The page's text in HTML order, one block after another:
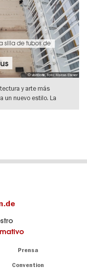
© visitBerlin, Foto: Marcus Ebener
silla de tubos de
y arte más
un nuevo estilo. La
Prensa
Convention